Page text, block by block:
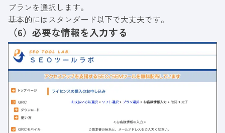
プランを選択します。
基本的にはスタンダード以下で大丈夫です。
（6） 必要な情報を入力する